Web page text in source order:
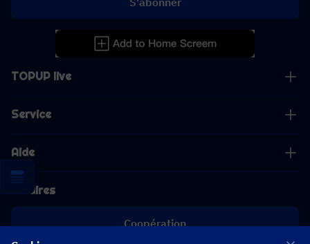
TOPUP live
Service
Aide
Affaires
Coopération